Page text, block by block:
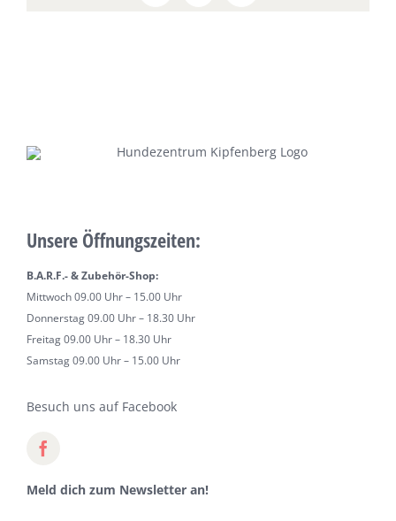
Unsere Öffnungszeiten:
B.A.R.F.- & Zubehör-Shop:
Mittwoch 09.00 Uhr – 15.00 Uhr
Donnerstag 09.00 Uhr – 18.30 Uhr
Freitag 09.00 Uhr – 18.30 Uhr
Samstag 09.00 Uhr – 15.00 Uhr
Besuch uns auf Facebook
Meld dich zum Newsletter an!